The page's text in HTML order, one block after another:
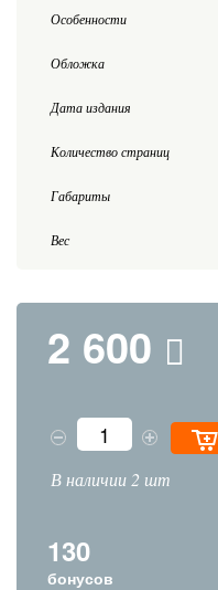
Особенности
Обложка
Дата издания
Количество страниц
Габариты
Вес
2 600
В наличии 2 шт
130
бонусов